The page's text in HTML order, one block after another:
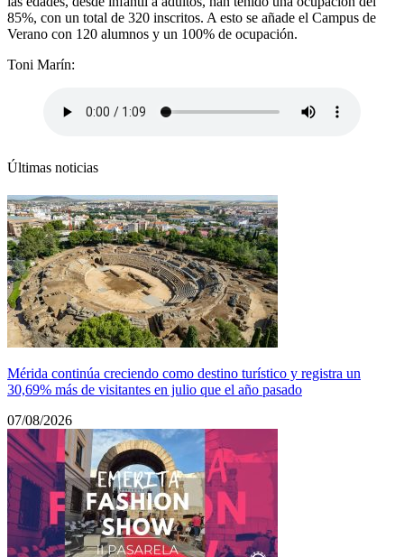
85%, con un total de 320 inscritos. A esto se añade el Campus de
Verano con 120 alumnos y un 100% de ocupación.
Toni Marín:
Últimas noticias
Mérida continúa creciendo como destino turístico y registra un
30,69% más de visitantes en julio que el año pasado
07/08/2026